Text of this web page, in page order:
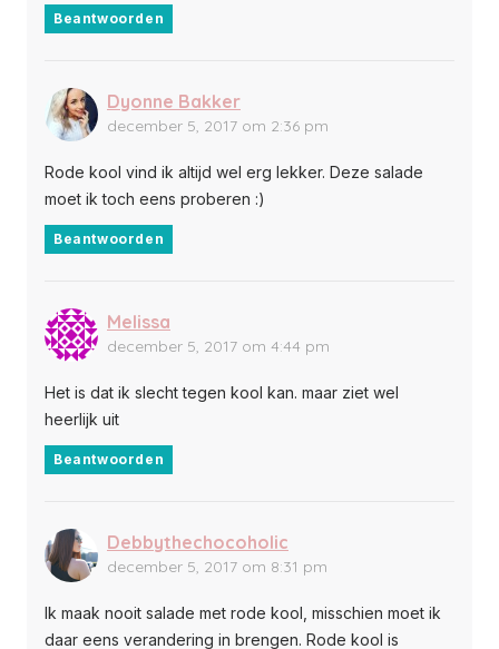
Beantwoorden
Dyonne Bakker
december 5, 2017 om 2:36 pm
Rode kool vind ik altijd wel erg lekker. Deze salade
moet ik toch eens proberen :)
Beantwoorden
Melissa
december 5, 2017 om 4:44 pm
Het is dat ik slecht tegen kool kan. maar ziet wel
heerlijk uit
Beantwoorden
Debbythechocoholic
december 5, 2017 om 8:31 pm
Ik maak nooit salade met rode kool, misschien moet ik
daar eens verandering in brengen. Rode kool is